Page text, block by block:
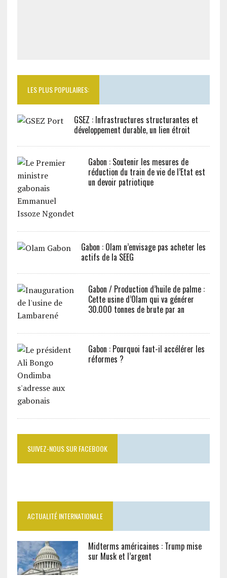
LES PLUS POPULAIRES:
GSEZ : Infrastructures structurantes et
développement durable, un lien étroit
Gabon : Soutenir les mesures de
réduction du train de vie de l’Etat est
un devoir patriotique
Gabon : Olam n’envisage pas acheter les
actifs de la SEEG
Gabon / Production d’huile de palme :
Cette usine d’Olam qui va générer
30.000 tonnes de brute par an
Gabon : Pourquoi faut-il accélérer les
réformes ?
SUIVEZ-NOUS SUR FACEBOOK
ACTUALITÉ INTERNATIONALE
Midterms américaines : Trump mise
sur Musk et l’argent